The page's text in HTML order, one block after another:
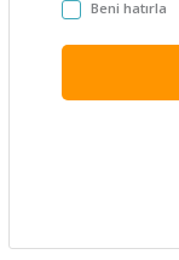
Beni hatırla